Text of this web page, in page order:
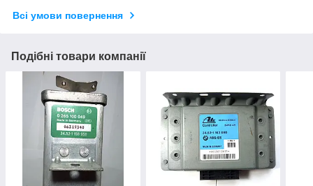
Всі умови повернення
Подібні товари компанії